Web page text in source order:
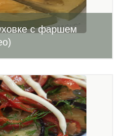
с фаршем